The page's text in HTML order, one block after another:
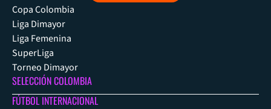
Copa Colombia
Liga Dimayor
Liga Femenina
SuperLiga
Torneo Dimayor
SELECCIÓN COLOMBIA
FÚTBOL INTERNACIONAL